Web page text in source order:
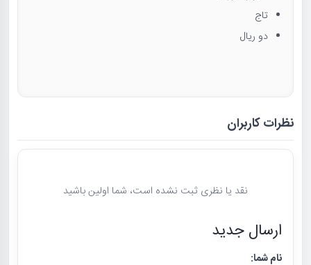
تاج
دو ریال
نظرات کاربران
نقد یا نظری ثبت نشده است، شما اولین باشید
ارسال جدید
نام شما: